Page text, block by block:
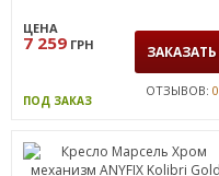
ЦЕНА
7 259 ГРН ЗАКАЗАТЬ
ПОД ЗАКАЗ
ОТЗЫВОВ: 0